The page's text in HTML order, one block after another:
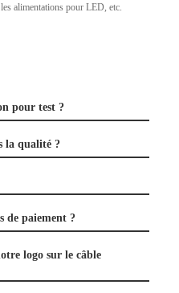
alimentations pour LED, etc.
pour test ?
la qualité ?
de paiement ?
logo sur le câble